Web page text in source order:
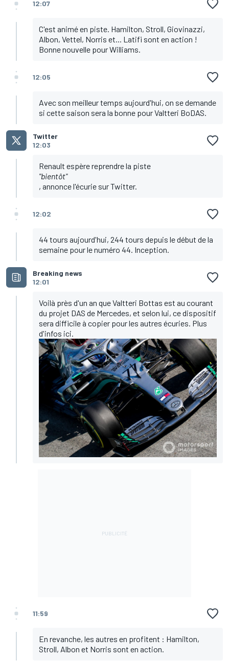
12:07
C'est animé en piste. Hamilton, Stroll, Giovinazzi,
Albon, Vettel, Norris et... Latifi sont en action !
Bonne nouvelle pour Williams.
12:05
Avec son meilleur temps aujourd'hui, on se demande
si cette saison sera la bonne pour Valtteri BoDAS.
Twitter
12:03
Renault espère reprendre la piste
"bientôt"
, annonce l'écurie sur Twitter.
12:02
44 tours aujourd'hui, 244 tours depuis le début de la
semaine pour le numéro 44. Inception.
Breaking news
12:01
Voilà près d'un an que Valtteri Bottas est au courant
du projet DAS de Mercedes, et selon lui, ce dispositif
sera difficile à copier pour les autres écuries. Plus
d'infos ici.
11:59
En revanche, les autres en profitent : Hamilton,
Stroll, Albon et Norris sont en action.